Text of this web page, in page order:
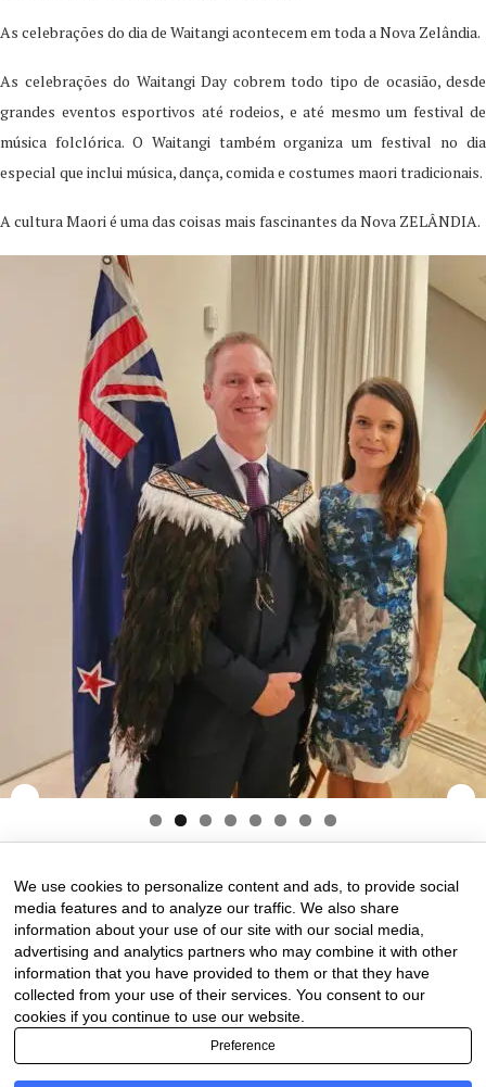
As celebrações do dia de Waitangi acontecem em toda a Nova Zelândia.
As celebrações do Waitangi Day cobrem todo tipo de ocasião, desde
grandes eventos esportivos até rodeios, e até mesmo um festival de
música folclórica. O Waitangi também organiza um festival no dia
especial que inclui música, dança, comida e costumes maori tradicionais.
A cultura Maori é uma das coisas mais fascinantes da Nova ZELÂNDIA.
We use cookies to personalize content and ads, to provide social
media features and to analyze our traffic. We also share
information about your use of our site with our social media,
advertising and analytics partners who may combine it with other
information that you have provided to them or that they have
collected from your use of their services. You consent to our
cookies if you continue to use our website.
Preference